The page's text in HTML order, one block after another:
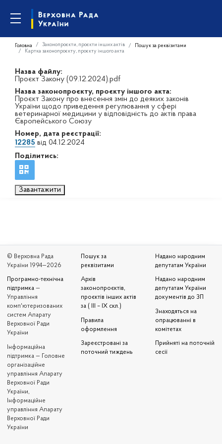
Головна Законопроєкти, проєкти інших актів
Пошук за реквізитами
Картка законопроєкту, проєкту іншого акта
Назва файлу:
Проєкт Закону (09.12.2024).pdf
Назва законопроєкту, проєкту іншого акта:
Проєкт Закону про внесення змін до деяких законів
України щодо приведення регулювання у сфері
ветеринарної медицини у відповідність до актів права
Європейського Союзу
Номер, дата реєстрації:
12285 від 04.12.2024
Поділитись:
Завантажити
© Верховна Рада
України 1994—2026
Програмно-технічна
підтримка —
Управління
комп'ютеризованих
систем Апарату
Верховної Ради
України
Iнформаційна
підтримка — Головне
організаційне
управління Апарату
Верховної Ради
України,
Інформаційне
управління Апарату
Верховної Ради
України
Пошук за
реквізитами
Архів
законопроєктів,
проєктів інших актів
за ( III – IX скл.)
Правила
оформлення
Зареєстровані за
поточний тиждень
Надано народним
депутатам України
Надано народним
депутатам України
документів до ЗП
Знаходяться на
опрацюванні в
комітетах
Прийняті на поточній
сесії